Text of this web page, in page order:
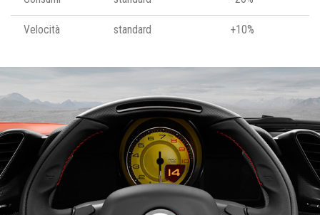
Velocità standard +10%